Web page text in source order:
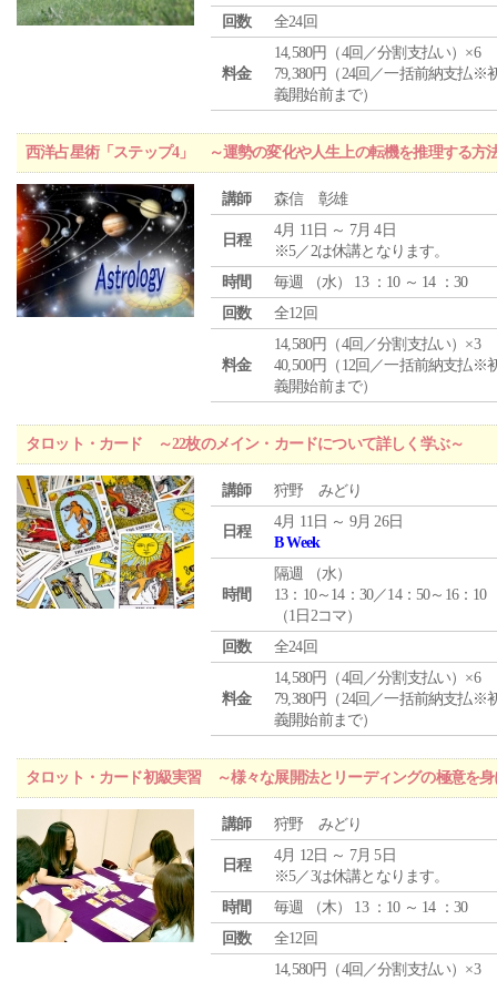
回数 全24回
料金
14,580円（4回／分割支払い）×6
79,380円（24回／一括前納支払※
義開始前まで）
西洋占星術「ステップ4」 ～運勢の変化や人生上の転機を推理する方
講師 森信 彰雄
日程
4月 11日 ～ 7月 4日
※5／2は休講となります。
時間
毎週 （水） 13 ：10 ～ 14 ：30
回数
全12回
料金
14,580円（4回／分割支払い）×3
40,500円（12回／一括前納支払※
義開始前まで）
タロット・カード ～22枚のメイン・カードについて詳しく学ぶ～
講師 狩野 みどり
日程
4月 11日 ～ 9月 26日
B Week
時間
隔週 （水）
13：10～14：30／14：50～16：10
（1日2コマ）
回数
全24回
料金
14,580円（4回／分割支払い）×6
79,380円（24回／一括前納支払※
義開始前まで）
タロット・カード初級実習 ～様々な展開法とリーディングの極意を身
講師 狩野 みどり
日程
4月 12日 ～ 7月 5日
※5／3は休講となります。
時間
毎週 （木） 13 ：10 ～ 14 ：30
回数
全12回
14,580円（4回／分割支払い）×3